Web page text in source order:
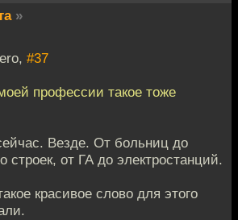
»
#37
профессии такое тоже
Везде. От больниц до
строек, от ГА до электростанций.
красивое слово для этого